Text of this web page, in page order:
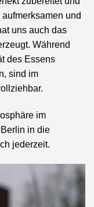
und
uns auch das
Während
des Essens
sind im
im
in die
jederzeit.